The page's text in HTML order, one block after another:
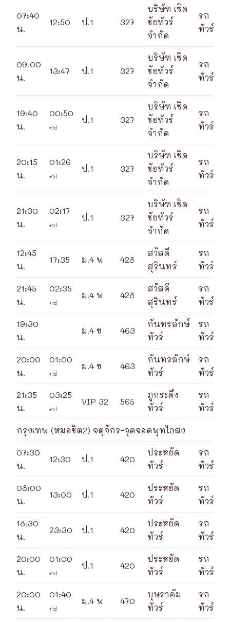
07:40
น.
12:50 ป.1 327
บริษัท เชิด
ชัยทัวร์
จำกัด
รถ
ทัวร์
09:00
น.
13:47 ป.1 327
บริษัท เชิด
ชัยทัวร์
จำกัด
รถ
ทัวร์
19:40
น.
00:50
+1d
ป.1 327
บริษัท เชิด
ชัยทัวร์
จำกัด
รถ
ทัวร์
20:15
น.
01:26
+1d
ป.1 327
บริษัท เชิด
ชัยทัวร์
จำกัด
รถ
ทัวร์
21:30
น.
02:17
+1d
ป.1 327
บริษัท เชิด
ชัยทัวร์
จำกัด
รถ
ทัวร์
12:45
น.
17:35 ม.4 พ 428
สวัสดี
สุรินทร์
รถ
ทัวร์
21:45
น.
02:35
+1d
ม.4 พ 428
สวัสดี
สุรินทร์
รถ
ทัวร์
19:30
น.
ม.4 ข 463
กันทรลักษ์
ทัวร์
รถ
ทัวร์
20:00
น.
01:00
+1d
ม.4 ข 463
กันทรลักษ์
ทัวร์
รถ
ทัวร์
21:35
น.
03:25
+1d
VIP 32 565
ภูกระดึง
ทัวร์
รถ
ทัวร์
กรุงเทพ (หมอชิต2) จตุจักร-จุดจอดพุทไธสง
07:30
น.
12:30 ป.1 420
ประหยัด
ทัวร์
รถ
ทัวร์
08:00
น.
13:00 ป.1 420
ประหยัด
ทัวร์
รถ
ทัวร์
18:30
น.
23:30 ป.1 420
ประหยัด
ทัวร์
รถ
ทัวร์
20:00
น.
01:00
+1d
ป.1 420
ประหยัด
ทัวร์
รถ
ทัวร์
20:00
น.
01:40
+1d
ม.4 พ 470
บุษราคัม
ทัวร์
รถ
ทัวร์